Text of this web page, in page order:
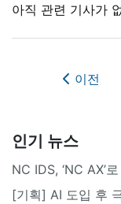
아직 관련 기사가
이전
인기 뉴스
NC IDS, ‘NC AX’
[기획] AI 도입 후